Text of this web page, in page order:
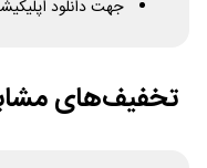
جهت دانلود
تخفیف‌های